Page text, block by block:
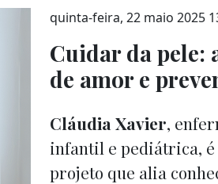
quinta-feira, 22 maio 2025
Cuidar da pele:
de amor e
Cláudia Xavier,
infantil e pediátrica, é
projeto que alia